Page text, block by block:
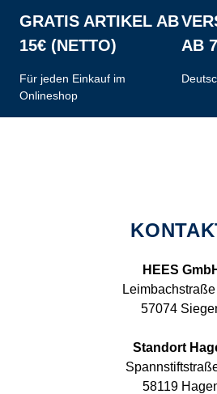
GRATIS ARTIKEL AB
15€ (NETTO)
Für jeden Einkauf im
Onlineshop
AB
HEES
57074
Standort
58119